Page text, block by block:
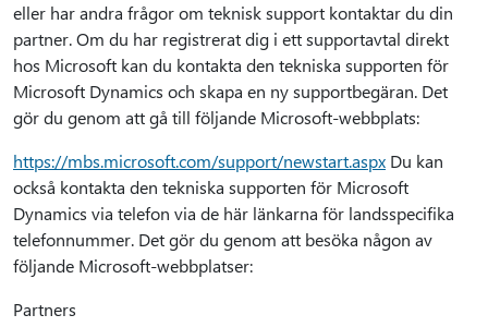
eller har andra frågor om teknisk support kontaktar du din
partner. Om du har registrerat dig i ett supportavtal direkt
hos Microsoft kan du kontakta den tekniska supporten för
Microsoft Dynamics och skapa en ny supportbegäran. Det
gör du genom att gå till följande Microsoft-webbplats:
https://mbs.microsoft.com/support/newstart.aspx Du kan
också kontakta den tekniska supporten för Microsoft
Dynamics via telefon via de här länkarna för landsspecifika
telefonnummer. Det gör du genom att besöka någon av
följande Microsoft-webbplatser:
Partners